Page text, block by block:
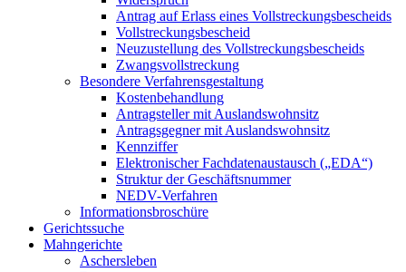
Antrag auf Erlass eines Vollstreckungsbescheids
Vollstreckungsbescheid
Neuzustellung des Vollstreckungsbescheids
Zwangsvollstreckung
Besondere Verfahrensgestaltung
Kostenbehandlung
Antragsteller mit Auslandswohnsitz
Antragsgegner mit Auslandswohnsitz
Kennziffer
Elektronischer Fachdatenaustausch („EDA“)
Struktur der Geschäftsnummer
NEDV-Verfahren
Informationsbroschüre
Gerichtssuche
Mahngerichte
Aschersleben